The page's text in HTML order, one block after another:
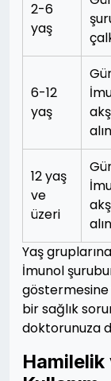
2-6
yaş
6-12
yaş
12 yaş
ve
üzeri
Yaş
İmunol
göstermesine
bir sağlık
doktorunuza
Hamilelik